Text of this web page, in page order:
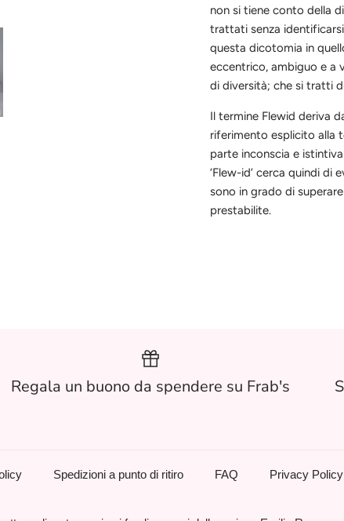
non si tiene conto della
trattati senza
questa dicotomia in
eccentrico, ambiguo e a
di diversità; che si tratti
Il termine Flewid deriva
riferimento esplicito alla
parte inconscia e
‘Flew-id’ cerca quindi di
sono in grado di
prestabilite.
Regala un buono da spendere su Frab's
Spedizioni a punto di ritiro FAQ Privacy Policy